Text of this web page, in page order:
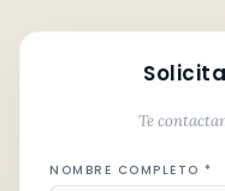
Te
NOMBRE COMPLETO *